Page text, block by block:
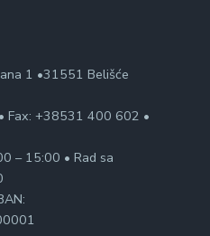
1 •31551 Belišće
Fax: +38531 400 602 •
– 15:00 • Rad sa